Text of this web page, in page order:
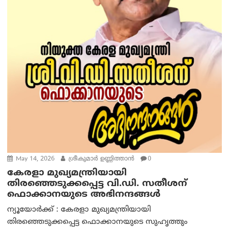
May 14, 2026 ശ്രീകുമാർ ഉണ്ണിത്താൻ 0
കേരളാ മുഖ്യമന്ത്രിയായി
തിരഞ്ഞെടുക്കപ്പെട്ട വി.ഡി. സതീശന്
ഫൊക്കാനയുടെ അഭിനന്ദങ്ങൾ
ന്യൂയോർക്ക് : കേരളാ മുഖ്യമന്ത്രിയായി
തിരഞ്ഞെടുക്കപ്പെട്ട ഫൊക്കാനയുടെ സുഹൃത്തും